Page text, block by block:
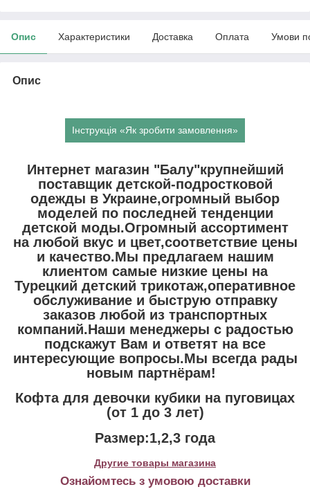
Опис Характеристики Доставка Оплата Умови
Опис
Інструкція «Як зробити замовлення»
Интернет магазин "Балу"крупнейший
поставщик детской-подростковой
одежды в Украине,огромный выбор
моделей по последней тенденции
детской моды.Огромный ассортимент
на любой вкус и цвет,соответствие цены
и качество.Мы предлагаем нашим
клиентом самые низкие цены на
Турецкий детский трикотаж,оперативное
обслуживание и быструю отправку
заказов любой из транспортных
компаний.Наши менеджеры с радостью
подскажут Вам и ответят на все
интересующие вопросы.Мы всегда рады
новым партнёрам!
Кофта для девочки кубики на пуговицах
(от 1 до 3 лет)
Размер:1,2,3 года
Другие товары магазина
Ознайомтесь з умовою доставки